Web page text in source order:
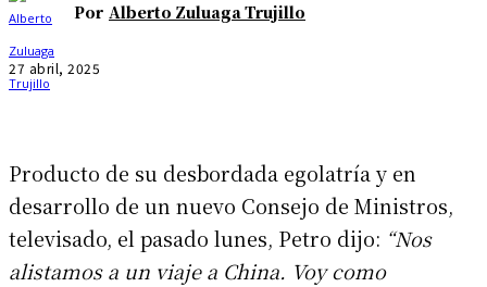
Por Alberto Zuluaga Trujillo
27 abril, 2025
Producto de su desbordada egolatría y en
desarrollo de un nuevo Consejo de Ministros,
televisado, el pasado lunes, Petro dijo: “Nos
alistamos a un viaje a China. Voy como